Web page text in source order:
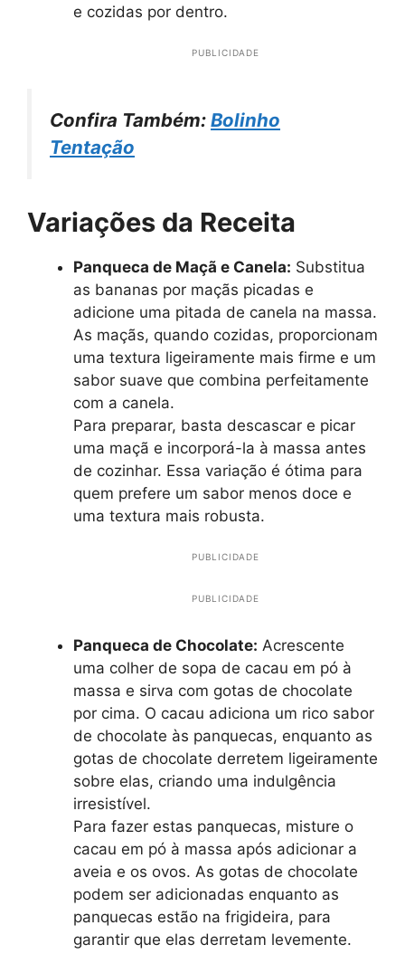
e cozidas por dentro.
PUBLICIDADE
Confira Também: Bolinho
Tentação
Variações da Receita
Panqueca de Maçã e Canela: Substitua
as bananas por maçãs picadas e
adicione uma pitada de canela na massa.
As maçãs, quando cozidas, proporcionam
uma textura ligeiramente mais firme e um
sabor suave que combina perfeitamente
com a canela.
Para preparar, basta descascar e picar
uma maçã e incorporá-la à massa antes
de cozinhar. Essa variação é ótima para
quem prefere um sabor menos doce e
uma textura mais robusta.
PUBLICIDADE
PUBLICIDADE
Panqueca de Chocolate: Acrescente
uma colher de sopa de cacau em pó à
massa e sirva com gotas de chocolate
por cima. O cacau adiciona um rico sabor
de chocolate às panquecas, enquanto as
gotas de chocolate derretem ligeiramente
sobre elas, criando uma indulgência
irresistível.
Para fazer estas panquecas, misture o
cacau em pó à massa após adicionar a
aveia e os ovos. As gotas de chocolate
podem ser adicionadas enquanto as
panquecas estão na frigideira, para
garantir que elas derretam levemente.